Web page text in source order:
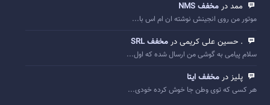
ممد در مخفف NMS
موتور من روی انجینش نوشته ان ام اس با...
. حسین علی کریمی در مخفف SRL
سلام پیامی به گوشی من ارسال شده که اول...
پلیز در مخفف ایتا
هر کسی که توی وطن جا خوش کرده خودی...